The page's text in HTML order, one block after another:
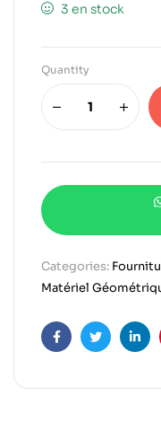
3 en stock
Quantity
Categories:
Matériel
FacebookTwitter